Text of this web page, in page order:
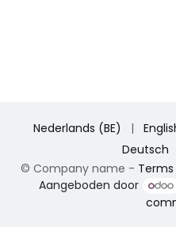
© Company name -
Nederlands (BE) |
Deutsch
Aangeboden door